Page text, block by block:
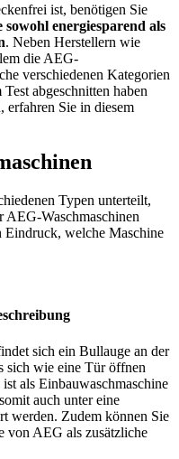
ist, benötigen Sie
sowohl energiesparend als
. Neben Herstellern wie
die AEG-
verschiedenen Kategorien
Test abgeschnitten haben
erfahren Sie in diesem
Typen unterteilt,
Waschmaschinen
Eindruck, welche Maschine
sich ein Bullauge an der
sich wie eine Tür öffnen
als Einbauwaschmaschine
auch unter eine
werden. Zudem können Sie
von AEG als zusätzliche